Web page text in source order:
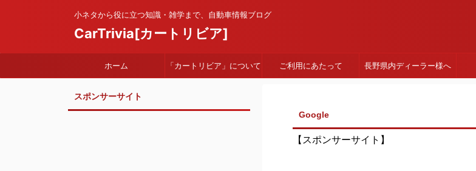
小ネタから役に立つ知識・雑学まで、自動車情報ブログ
CarTrivia[カートリビア]
ホーム 「カートリビア」について ご利用にあたって 長野県内ディーラー様へ
Google
【スポンサーサイト】
スポンサーサイト